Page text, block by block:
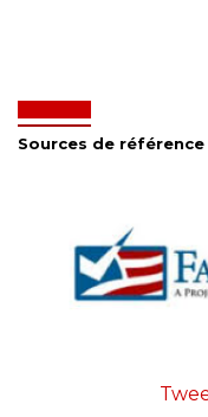
Sources de référence